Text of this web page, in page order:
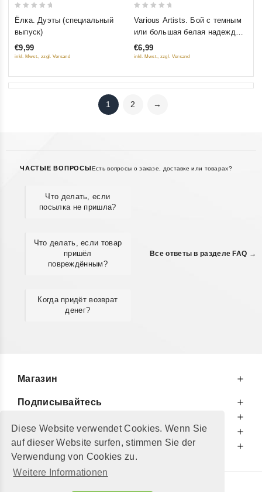
Diese Website verwendet Cookies. Wenn Sie
auf dieser Website surfen, stimmen Sie der
Verwendung von Cookies zu.
Weitere Informationen
5
Ёлка. Дуэты (специальный
выпуск)
€9,99
inkl. Mwst., zzgl. Versand
5
Various Artists. Бой с темным
или большая белая надежда.
Не саундтрек
€6,99
inkl. Mwst., zzgl. Versand
1 2 →
ЧАСТЫЕ ВОПРОСЫ Есть вопросы о заказе, доставке или товарах?
Что делать, если
посылка не пришла?
Что делать, если товар
пришёл
повреждённым?
Когда придёт возврат
денег?
Все ответы в разделе FAQ →
Магазин
Подписывайтесь
Информируем Вас
Дополнительно